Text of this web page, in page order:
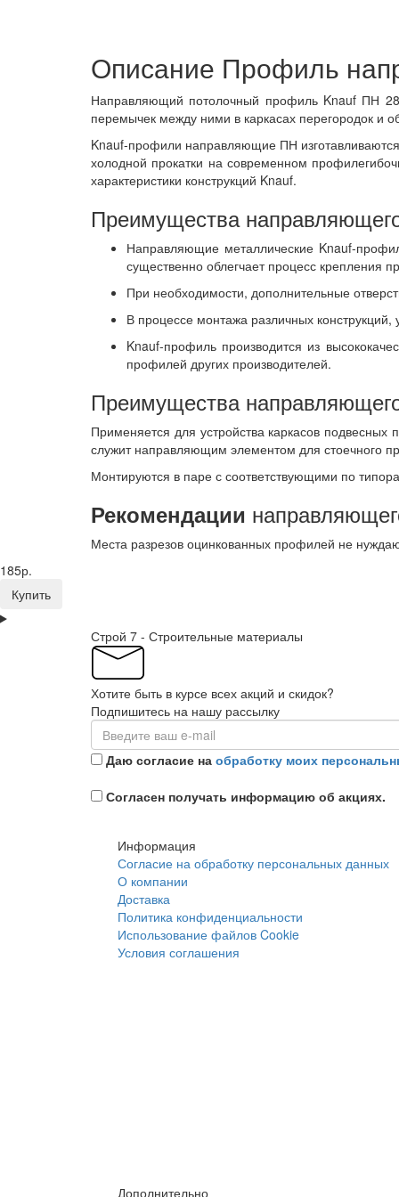
Описание Профиль
Направляющий потолочный профиль Knauf ПН
перемычек между ними в каркасах перегородок и
Knauf-профили направляющие ПН
холодной прокатки на современном
характеристики конструкций Knauf.
Преимущества
Направляющие металлические Knauf-
существенно облегчает процесс крепления
При необходимости, дополнительные
В процессе монтажа различных
Knauf-профиль производится из
профилей других производителей.
Преимущества
Применяется для устройства каркасов
служит направляющим элементом для стоечного
Монтируются в паре с соответствующими по
Рекомендации
Места разрезов оцинкованных профилей не
185р.
Купить
Строй 7 - Строительные материалы
Хотите быть в курсе всех акций и скидок?
Подпишитесь на нашу рассылку
Даю согласие на обработку моих
Согласен получать информацию об акциях.
Информация
Согласие на обработку персональных данных
О компании
Доставка
Политика конфиденциальности
Использование файлов Cookie
Условия соглашения
Дополнительно